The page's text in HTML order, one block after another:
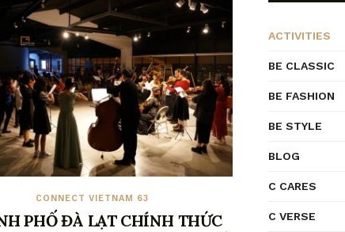
CONNECT VIETNAM 63
PHỐ ĐÀ LẠT CHÍNH THỨC
ACTIVITIES
BE CLASSIC
BE FASHION
BE STYLE
BLOG
C CARES
C VERSE